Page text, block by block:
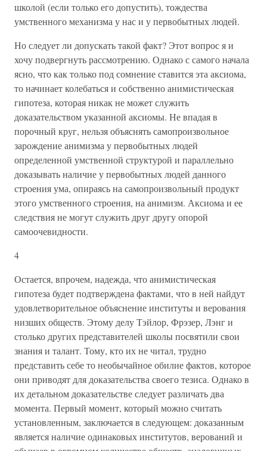
школой (если только его допустить), тождества
умственного механизма у нас и у первобытных людей.
Но следует ли допускать такой факт? Этот вопрос я и
хочу подвергнуть рассмотрению. Однако с самого начала
ясно, что как только под сомнение ставится эта аксиома,
то начинает колебаться и собственно анимистическая
гипотеза, которая никак не может служить
доказательством указанной аксиомы. Не впадая в
порочный круг, нельзя объяснять самопроизвольное
зарождение анимизма у первобытных людей
определенной умственной структурой и параллельно
доказывать наличие у первобытных людей данного
строения ума, опираясь на самопроизвольный продукт
этого умственного строения, на анимизм. Аксиома и ее
следствия не могут служить друг другу опорой
самоочевидности.
4
Остается, впрочем, надежда, что анимистическая
гипотеза будет подтверждена фактами, что в ней найдут
удовлетворительное объяснение институты и верования
низших обществ. Этому делу Тэйлор, Фрэзер, Лэнг и
столько других представителей школы посвятили свои
знания и талант. Тому, кто их не читал, трудно
представить себе то необычайное обилие фактов, которое
они приводят для доказательства своего тезиса. Однако в
их детальном доказательстве следует различать два
момента. Первый момент, который можно считать
установленным, заключается в следующем: доказанным
является наличие одинаковых институтов, верований и